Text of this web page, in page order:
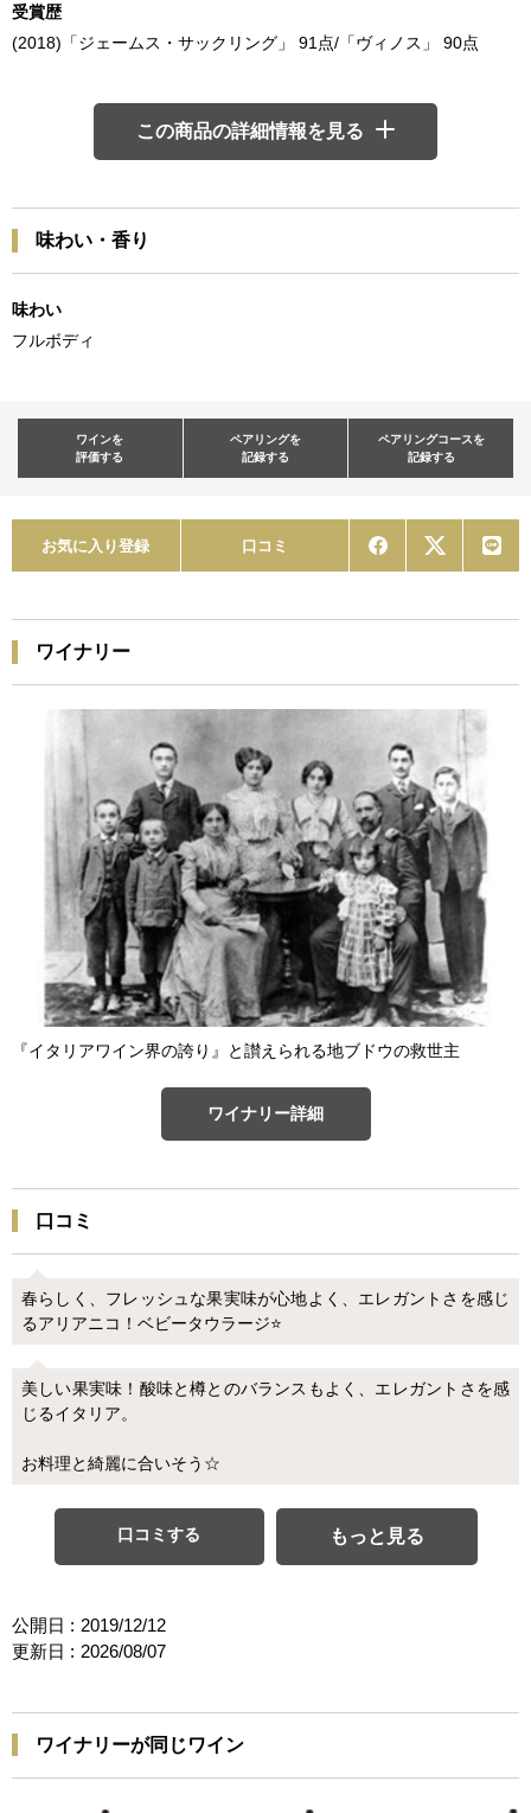
受賞歴
(2018)「ジェームス・サックリング」 91点/「ヴィノス」 90点
この商品の詳細情報を見る
味わい・香り
味わい
フルボディ
ワインを
評価する
ペアリングを
記録する
ペアリングコースを
記録する
お気に入り登録 口コミ
ワイナリー
『イタリアワイン界の誇り』と讃えられる地ブドウの救世主
ワイナリー詳細
口コミ
春らしく、フレッシュな果実味が心地よく、エレガントさを感じ
るアリアニコ！ベビータウラージ⭐️
美しい果実味！酸味と樽とのバランスもよく、エレガントさを感
じるイタリア。
お料理と綺麗に合いそう☆
口コミする もっと見る
公開日 : 2019/12/12
更新日 : 2026/08/07
ワイナリーが同じワイン